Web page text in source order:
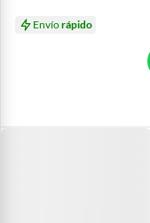
Envíorápido